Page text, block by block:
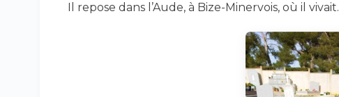
Il repose dans l’Aude, à Bize-Minervois, où il vivait.